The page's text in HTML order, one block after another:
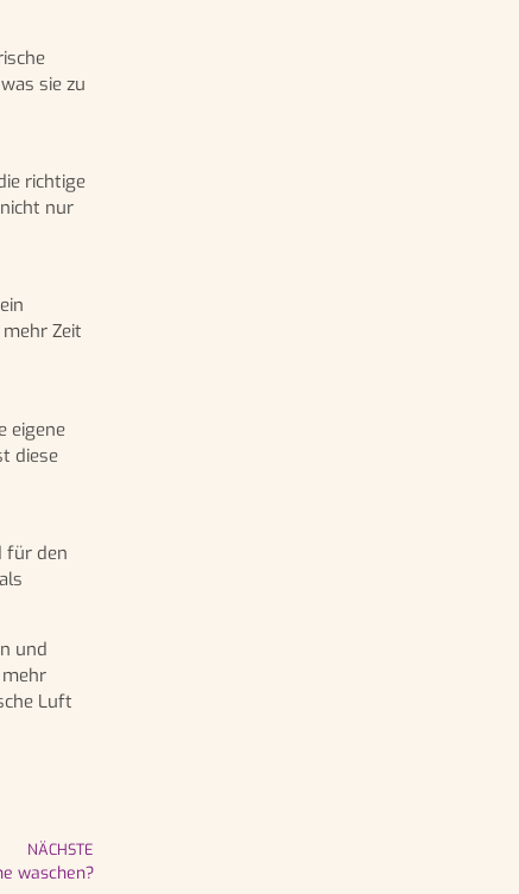
sie zu
richtige
nur
Zeit
eigene
diese
für den
und
Luft
NÄCHSTE
waschen?